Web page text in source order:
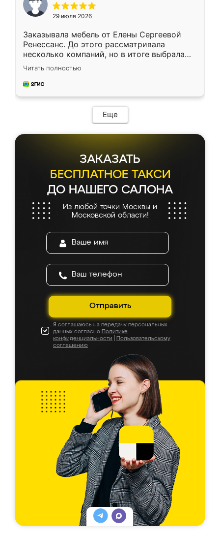
29 июля 2026
Заказывала мебель от Елены Сергеевой
Ренессанс. До этого рассматривала
несколько компаний, но в итоге выбрала
эту. Сначала обговорили условия, потом
приехал замерщик, всё спокойно объяснил
и снял размеры. Изготовили в срок, с
мебель сразу встала на свое место без
каких-либо доработок. Качеством осталась
довольна, все выглядит так, как и ожидала.
Читать полностью
Еще
ЗАКАЗАТЬ
БЕСПЛАТНОЕ ТАКСИ
ДО НАШЕГО САЛОНА
Из любой точки Москвы и
Московской области!
Отправить
Я соглашаюсь на передачу персональных
данных согласно Политике
конфиденциальности
Пользовательскому
соглашению